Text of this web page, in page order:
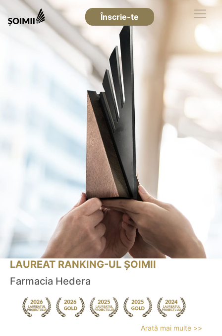
Înscrie-te
LAUREAT RANKING-UL ȘOIMII
Farmacia Hedera
Arată mai multe >>